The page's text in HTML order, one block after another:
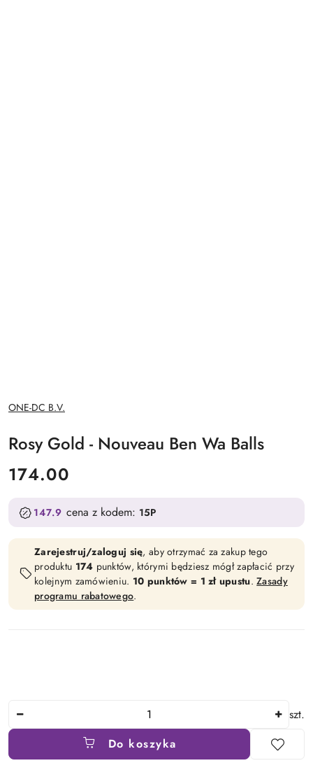
NAZWA
PRODUCENTA:
ONE-DC B.V.
Rosy Gold - Nouveau Ben Wa Balls
cena:
174.00
147.9 cena z kodem: 15P
Zarejestruj/zaloguj się, aby otrzymać za zakup tego
produktu 174 punktów, którymi będziesz mógł zapłacić przy
kolejnym zamówieniu. 10 punktów = 1 zł upustu.Zasady
programu rabatowego.
szt.
Do koszyka